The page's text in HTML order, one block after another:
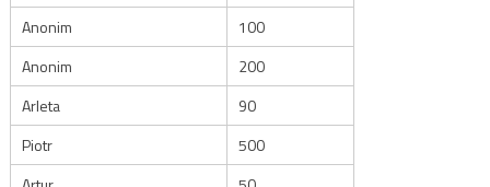
Anonim
100
Anonim
200
Arleta
90
Piotr
500